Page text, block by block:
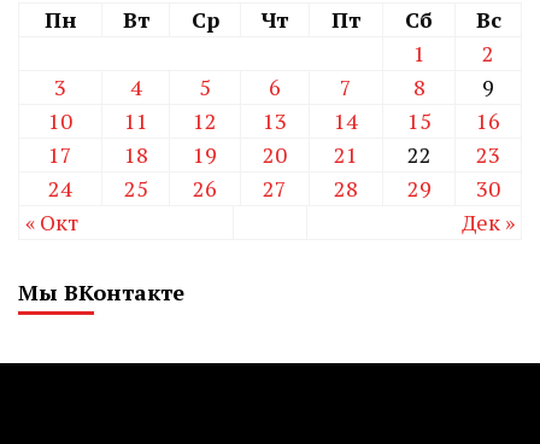
Пн
Вт Ср Чт Пт Сб
Вс
1
2
3
4 5 6 7 8
9
10
11 12 13 14 15
16
17
18 19 20 21 22
23
24
25 26 27 28 29
30
« Окт
Дек »
Мы ВКонтакте